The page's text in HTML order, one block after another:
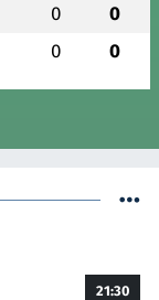
0 0
0 0
21:30